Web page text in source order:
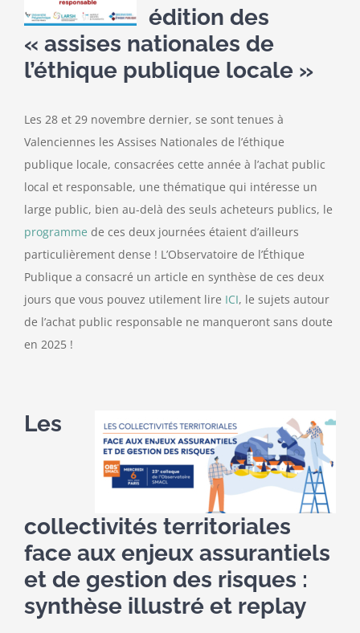
édition des
« assises nationales de
l’éthique publique locale »
Les 28 et 29 novembre dernier, se sont tenues à
Valenciennes les Assises Nationales de l’éthique
publique locale, consacrées cette année à l’achat public
local et responsable, une thématique qui intéresse un
large public, bien au-delà des seuls acheteurs publics, le
programme de ces deux journées étaient d’ailleurs
particulièrement dense ! L’Observatoire de l’Éthique
Publique a consacré un article en synthèse de ces deux
jours que vous pouvez utilement lire ICI, le sujets autour
de l’achat public responsable ne manqueront sans doute
en 2025 !
Les
collectivités territoriales
face aux enjeux assurantiels
et de gestion des risques :
synthèse illustré et replay